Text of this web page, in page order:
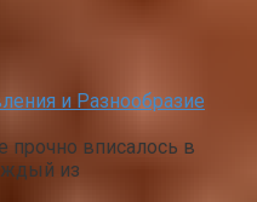
и Разнообразие
вписалось в
из